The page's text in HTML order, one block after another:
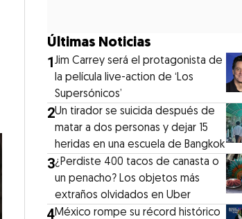
Últimas Noticias
1Jim Carrey será el protagonista de
la película live-action de ‘Los
Supersónicos’
2Un tirador se suicida después de
matar a dos personas y dejar 15
heridas en una escuela de Bangkok
3¿Perdiste 400 tacos de canasta o
un penacho? Los objetos más
extraños olvidados en Uber
4México rompe su récord histórico